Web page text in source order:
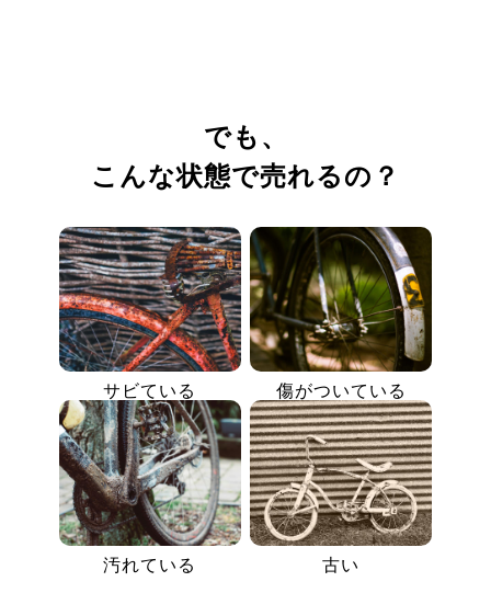
でも、
こんな状態で売れるの？
サビている 傷がついている
汚れている 古い